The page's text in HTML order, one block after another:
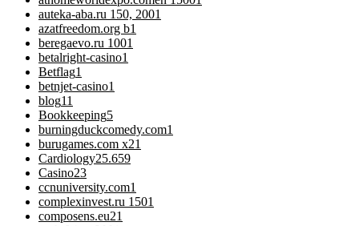
auteka-aba.ru 150, 2001
azatfreedom.org b1
beregaevo.ru 1001
betalright-casino1
Betflag1
betnjet-casino1
blog11
Bookkeeping5
burningduckcomedy.com1
burugames.com x21
Cardiology25.659
Casino23
ccnuniversity.com1
complexinvest.ru 1501
composens.eu21